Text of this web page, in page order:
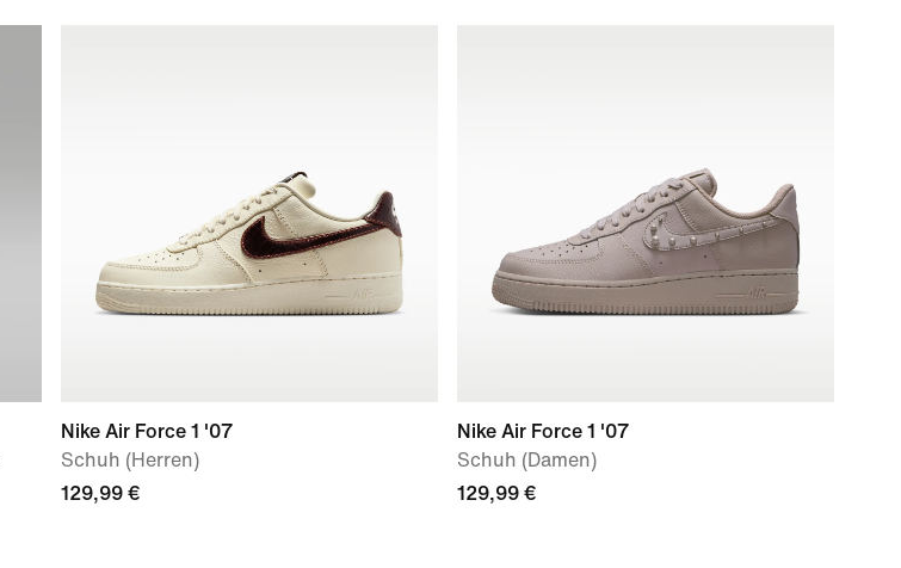
Nike Air Force 1 '07
Schuh (Herren)
129,99 €
Nike Air Force 1 '07
Schuh (Damen)
129,99 €